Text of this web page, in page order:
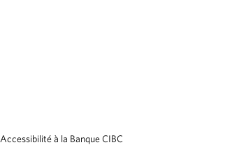
Accessibilité à la Banque CIBC